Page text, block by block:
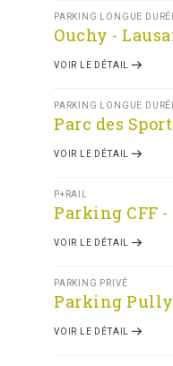
PARKING LONGUE
Ouchy -
VOIR LE DÉTAIL
PARKING LONGUE
Parc des
VOIR LE DÉTAIL
P+RAIL
Parking CFF
VOIR LE DÉTAIL
PARKING PRIVÉ
Parking
VOIR LE DÉTAIL